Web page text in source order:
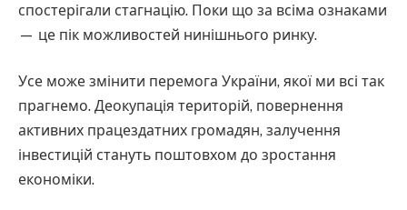
спостерігали стагнацію. Поки що за всіма ознаками
— це пік можливостей нинішнього ринку.
Усе може змінити перемога України, якої ми всі так
прагнемо. Деокупація територій, повернення
активних працездатних громадян, залучення
інвестицій стануть поштовхом до зростання
економіки.